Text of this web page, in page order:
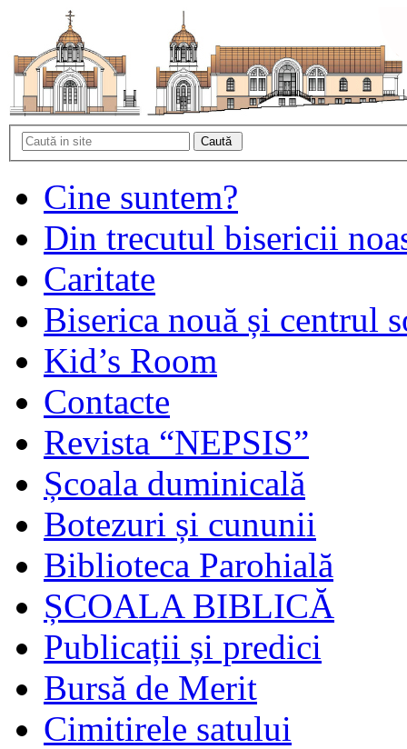
Cine suntem?
Din trecutul bisericii
Caritate
Biserica nouă și centrul
Kid’s Room
Contacte
Revista “NEPSIS”
Școala duminicală
Botezuri și cununii
Biblioteca Parohială
ȘCOALA BIBLICĂ
Publicații și predici
Bursă de Merit
Cimitirele satului